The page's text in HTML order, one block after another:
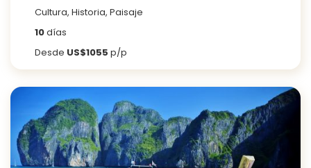
Cultura, Historia, Paisaje
10días
Desde US$1055 p/p